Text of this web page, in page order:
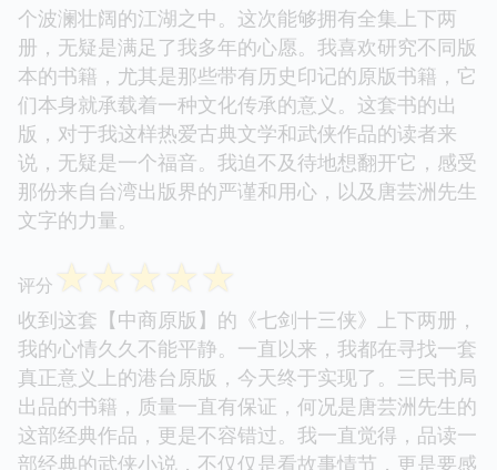
个波澜壮阔的江湖之中。这次能够拥有全集上下两
册，无疑是满足了我多年的心愿。我喜欢研究不同版
本的书籍，尤其是那些带有历史印记的原版书籍，它
们本身就承载着一种文化传承的意义。这套书的出
版，对于我这样热爱古典文学和武侠作品的读者来
说，无疑是一个福音。我迫不及待地想翻开它，感受
那份来自台湾出版界的严谨和用心，以及唐芸洲先生
文字的力量。
评分 ☆☆☆☆☆
收到这套【中商原版】的《七剑十三侠》上下两册，
我的心情久久不能平静。一直以来，我都在寻找一套
真正意义上的港台原版，今天终于实现了。三民书局
出品的书籍，质量一直有保证，何况是唐芸洲先生的
这部经典作品，更是不容错过。我一直觉得，品读一
部经典的武侠小说，不仅仅是看故事情节，更是要感